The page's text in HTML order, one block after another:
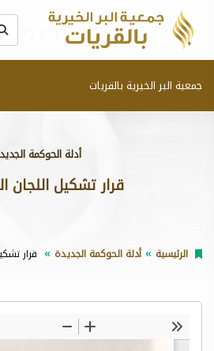
جمعية البر الخيرية بالقريات
أدلة الحوكمة
قرار تشكيل اللجان
الرئيسية أدلة الحوكمة الجديدة قرار